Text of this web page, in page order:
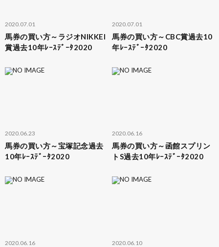
2020.07.01
馬券の買い方～ラジオNIKKEI
賞過去10年ﾚｰｽﾃﾞｰﾀ2020
2020.07.01
馬券の買い方～CBC賞過去10
年ﾚｰｽﾃﾞｰﾀ2020
2020.06.23
馬券の買い方～宝塚記念過去
10年ﾚｰｽﾃﾞｰﾀ2020
2020.06.16
馬券の買い方～函館スプリン
トS過去10年ﾚｰｽﾃﾞｰﾀ2020
2020.06.16 2020.06.10